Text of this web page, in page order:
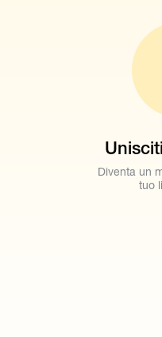
Diventa un
tuo